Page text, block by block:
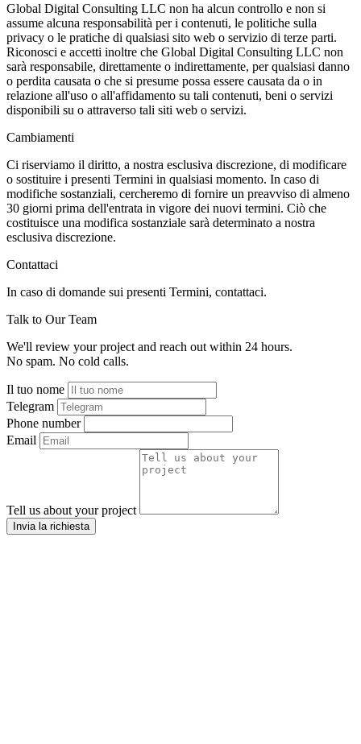
Global Digital Consulting LLC non ha alcun controllo e non si
assume alcuna responsabilità per i contenuti, le politiche sulla
privacy o le pratiche di qualsiasi sito web o servizio di terze parti.
Riconosci e accetti inoltre che Global Digital Consulting LLC non
sarà responsabile, direttamente o indirettamente, per qualsiasi danno
o perdita causata o che si presume possa essere causata da o in
relazione all'uso o all'affidamento su tali contenuti, beni o servizi
disponibili su o attraverso tali siti web o servizi.
Cambiamenti
Ci riserviamo il diritto, a nostra esclusiva discrezione, di modificare
o sostituire i presenti Termini in qualsiasi momento. In caso di
modifiche sostanziali, cercheremo di fornire un preavviso di almeno
30 giorni prima dell'entrata in vigore dei nuovi termini. Ciò che
costituisce una modifica sostanziale sarà determinato a nostra
esclusiva discrezione.
Contattaci
In caso di domande sui presenti Termini, contattaci.
Talk to Our Team
We'll review your project and reach out within 24 hours.
No spam. No cold calls.
Il tuo nome
Telegram
Phone number
Email
Tell us about your project
Invia la richiesta